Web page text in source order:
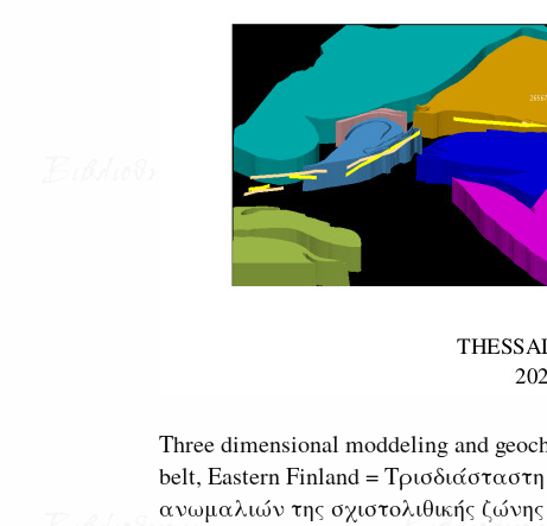
Three dimensional moddeling and
belt, Eastern Finland =
ανωμαλιών της σχιστολιθικής